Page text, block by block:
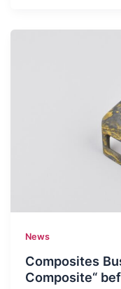
News
Composites
Composite“